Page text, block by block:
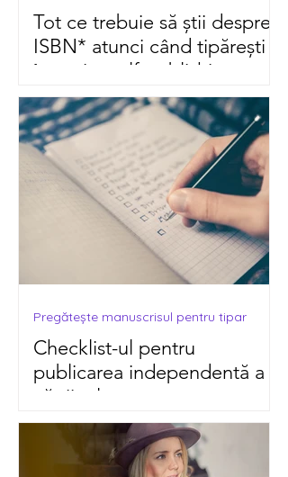
Tot ce trebuie să știi despre
ISBN* atunci când tipărești
în regim self-publishing cu
Booksprint
Checklist-ul pentru
publicarea independentă a
cărții tale
Pregătește manuscrisul pentru tipar